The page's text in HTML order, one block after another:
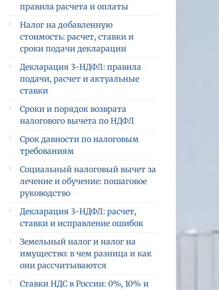
правила расчета и оплаты
Налог на добавленную
стоимость: расчет, ставки и
сроки подачи декларации
Декларация 3-НДФЛ: правила
подачи, расчет и актуальные
ставки
Сроки и порядок возврата
налогового вычета по НДФЛ
Срок давности по налоговым
требованиям
Социальный налоговый вычет за
лечение и обучение: пошаговое
руководство
Декларация 3-НДФЛ: расчет,
ставки и исправление ошибок
Земельный налог и налог на
имущество: в чем разница и как
они рассчитываются
Ставки НДС в России: 0%, 10% и